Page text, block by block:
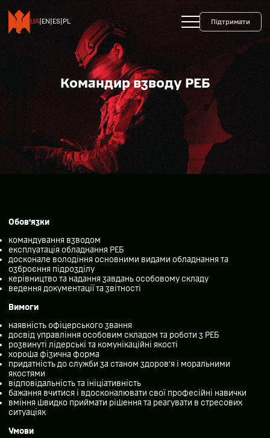
UA EN ES PL Підтримати
Командир взводу РЕБ
Обов’язки
командування взводом
експлуатація обладнання РЕБ
досконале володіння основними видами обладнання та
озброєння підрозділу
керівництво та надання завдань особовому складу
ведення документації та звітності
Вимоги
наявність офіцерського звання
досвід управління особовим складом та роботи з РЕБ
розвинуті лідерські та комунікаційні якості
хороша фізична форма
придатність до служби за станом здоров’я і моральними
якостями
відповідальність та ініціативність
бажання вчитися і вдосконалювати свої професійні навички
вміння швидко приймати рішення та реагувати в стресових
ситуаціях
Умови